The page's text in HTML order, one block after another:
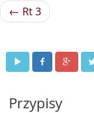
← Rt 3
Przypisy